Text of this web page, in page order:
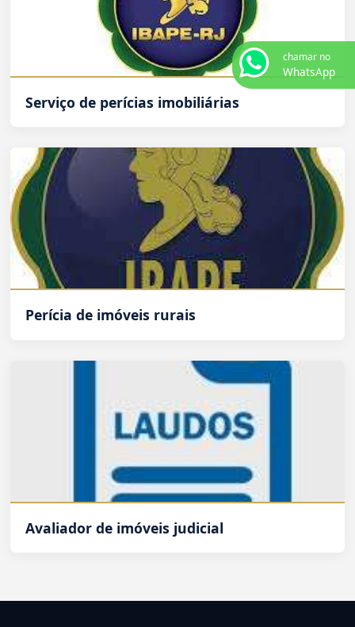
Serviço de perícias imobiliárias
Perícia de imóveis rurais
Avaliador de imóveis judicial
chamar no
WhatsApp